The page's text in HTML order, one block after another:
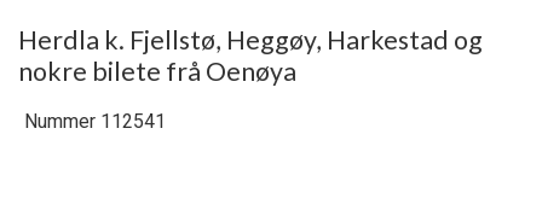
Herdla k. Fjellstø, Heggøy, Harkestad og
nokre bilete frå Oenøya
Nummer 112541